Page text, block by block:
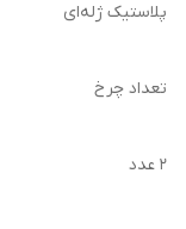
پلاستیک ژله‌ای
تعداد چرخ
۲ عدد